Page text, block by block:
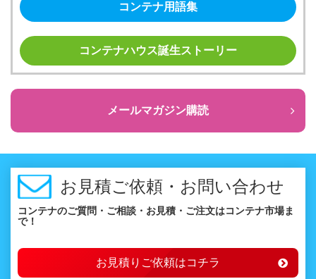
コンテナ用語集
コンテナハウス誕生ストーリー
メールマガジン購読
お見積ご依頼・お問い合わせ
コンテナのご質問・ご相談・お見積・ご注文はコンテナ市場ま
で！
お見積りご依頼はコチラ